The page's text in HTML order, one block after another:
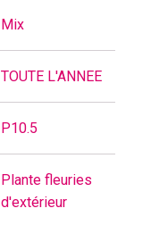
Mix
TOUTE L'ANNEE
P10.5
Plante fleuries
d'extérieur